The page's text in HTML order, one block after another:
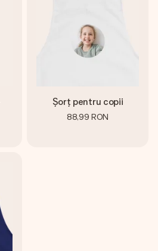
Șorț pentru copii
88,99 RON